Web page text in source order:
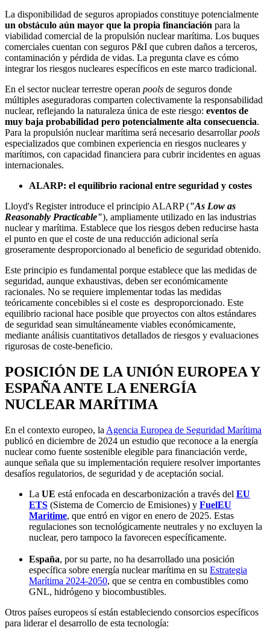
La disponibilidad de seguros apropiados constituye potencialmente
un obstáculo aún mayor que la propia financiación para la
viabilidad comercial de la propulsión nuclear marítima. Los buques
comerciales cuentan con seguros P&I que cubren daños a terceros,
contaminación y pérdida de vidas. La pregunta clave es cómo
integrar los riesgos nucleares específicos en este marco tradicional.
En el sector nuclear terrestre operan pools de seguros donde
múltiples aseguradoras comparten colectivamente la responsabilidad
nuclear, reflejando la naturaleza única de este riesgo: eventos de
muy baja probabilidad pero potencialmente alta consecuencia.
Para la propulsión nuclear marítima será necesario desarrollarpools
especializados que combinen experiencia en riesgos nucleares y
marítimos, con capacidad financiera para cubrir incidentes en aguas
internacionales.
ALARP: el equilibrio racional entre seguridad y costes
Lloyd's Register introduce el principio ALARP ("As Low as
Reasonably Practicable"), ampliamente utilizado en las industrias
nuclear y marítima. Establece que los riesgos deben reducirse hasta
el punto en que el coste de una reducción adicional sería
groseramente desproporcionado al beneficio de seguridad obtenido.
Este principio es fundamental porque establece que las medidas de
seguridad, aunque exhaustivas, deben ser económicamente
racionales. No se requiere implementar todas las medidas
teóricamente concebibles si el coste es desproporcionado. Este
equilibrio racional hace posible que proyectos con altos estándares
de seguridad sean simultáneamente viables económicamente,
mediante análisis cuantitativos detallados de riesgos y evaluaciones
rigurosas de coste-beneficio.
POSICIÓN DE LA UNIÓN EUROPEA Y
ESPAÑA ANTE LA ENERGÍA
NUCLEAR MARÍTIMA
En el contexto europeo, la Agencia Europea de Seguridad Marítima
publicó en diciembre de 2024 un estudio que reconoce a la energía
nuclear como fuente sostenible elegible para financiación verde,
aunque señala que su implementación requiere resolver importantes
desafíos regulatorios, de seguridad y de aceptación social.
La UE está enfocada en descarbonización a través del EU
ETS (Sistema de Comercio de Emisiones) y FuelEU
Maritime, que entró en vigor en enero de 2025. Estas
regulaciones son tecnológicamente neutrales y no excluyen la
nuclear, pero tampoco la favorecen específicamente.
España, por su parte, no ha desarrollado una posición
específica sobre energía nuclear marítima en su Estrategia
Marítima 2024-2050, que se centra en combustibles como
GNL, hidrógeno y biocombustibles.
Otros países europeos sí están estableciendo consorcios específicos
para liderar el desarrollo de esta tecnología: